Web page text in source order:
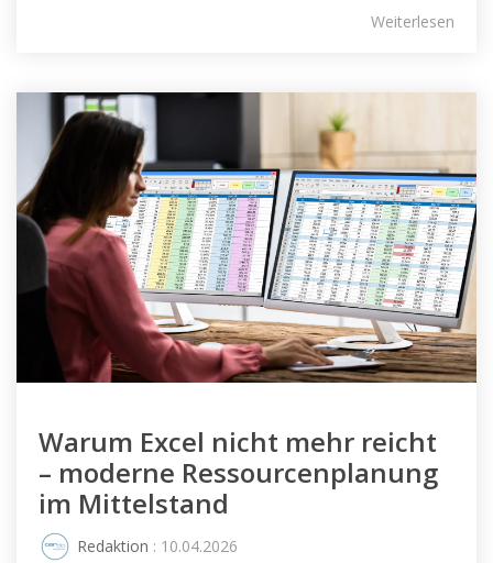
Weiterlesen
Warum Excel nicht mehr reicht
– moderne Ressourcenplanung
im Mittelstand
Redaktion : 10.04.2026